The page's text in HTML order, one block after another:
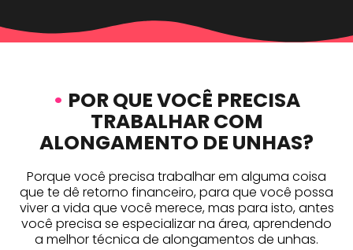
• POR QUE VOCÊ PRECISA
TRABALHAR COM
ALONGAMENTO DE UNHAS?
Porque você precisa trabalhar em alguma coisa
que te dê retorno financeiro, para que você possa
viver a vida que você merece, mas para isto, antes
você precisa se especializar na área, aprendendo
a melhor técnica de alongamentos de unhas.